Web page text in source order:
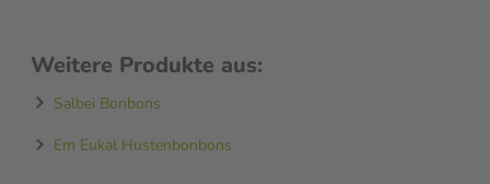
Weitere Produkte aus:
Salbei Bonbons
Em Eukal Hustenbonbons